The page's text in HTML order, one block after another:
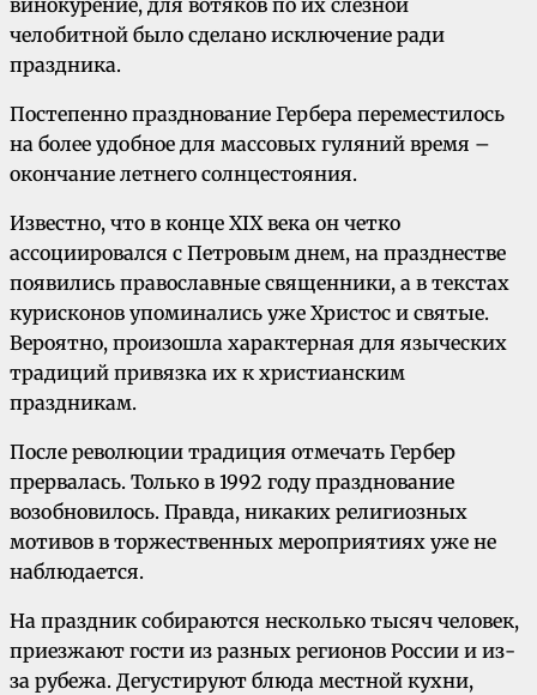
винокурение, для вотяков по их слезной
челобитной было сделано исключение ради
праздника.
Постепенно празднование Гербера переместилось
на более удобное для массовых гуляний время –
окончание летнего солнцестояния.
Известно, что в конце XIX века он четко
ассоциировался с Петровым днем, на празднестве
появились православные священники, а в текстах
курисконов упоминались уже Христос и святые.
Вероятно, произошла характерная для языческих
традиций привязка их к христианским
праздникам.
После революции традиция отмечать Гербер
прервалась. Только в 1992 году празднование
возобновилось. Правда, никаких религиозных
мотивов в торжественных мероприятиях уже не
наблюдается.
На праздник собираются несколько тысяч человек,
приезжают гости из разных регионов России и из-
за рубежа. Дегустируют блюда местной кухни,